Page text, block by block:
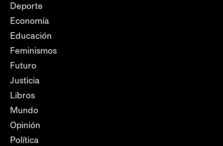
Deporte
Economía
Educación
Feminismos
Futuro
Justicia
Libros
Mundo
Opinión
Política